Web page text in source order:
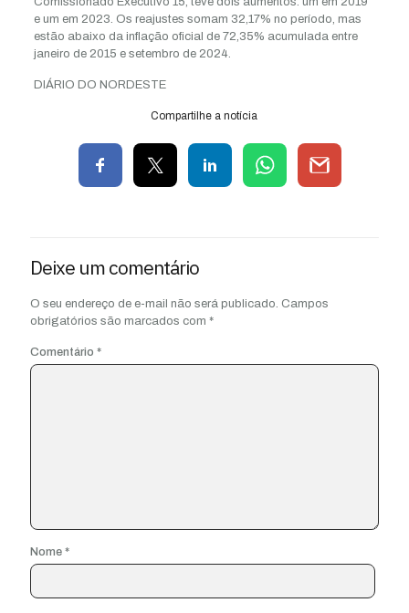
e um em 2023. Os reajustes somam 32,17% no período, mas
estão abaixo da inflação oficial de 72,35% acumulada entre
janeiro de 2015 e setembro de 2024.
DIÁRIO DO NORDESTE
Compartilhe a notícia
Deixe um comentário
O seu endereço de e-mail não será publicado. Campos
obrigatórios são marcados com *
Comentário *
Nome *